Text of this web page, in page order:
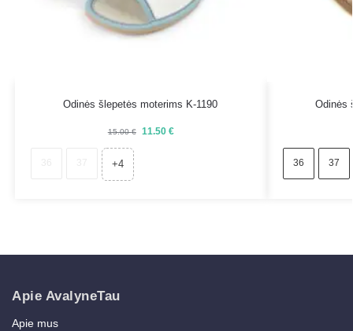
Odinės šlepetės moterims K-1190
15.00€ 11.50 €
+4
Odinės
36 37
Apie AvalyneTau
Apie mus